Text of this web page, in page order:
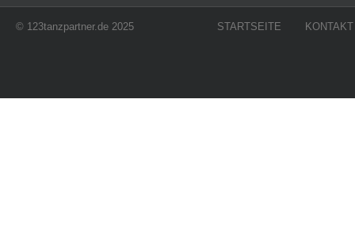
© 123tanzpartner.de 2025 STARTSEITE